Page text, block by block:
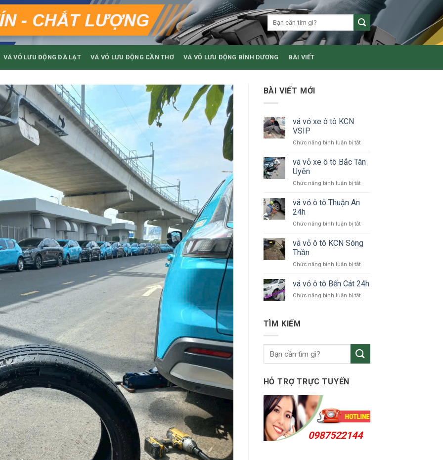
VÁ VỎ LƯU ĐỘNG ĐÀ LẠT VÁ VỎ LƯU ĐỘNG CẦN THƠ VÁ VỎ LƯU ĐỘNG BÌNH DƯƠNG BÀI VIẾT
BÀI VIẾT MỚI
vá vỏ xe ô tô KCN
VSIP
Chức năng bình luận bị tắtở
vỏ
tô
vá vỏ xe ô tô Bắc Tân
Uyên
Chức năng bình luận bị tắtở
tô
Tân
vá vỏ ô tô Thuận An
24h
Chức năng bình luận bị tắtở
ô
Thuận
24h
vá vỏ ô tô KCN Sóng
Thần
Chức năng bình luận bị tắtở
vỏ
tô
vá vỏ ô tô Bến Cát 24h
Chức năng bình luận bị tắtở
Cát
24h
TÌM KIẾM
HỖ TRỢ TRỰC TUYẾN
0987522144